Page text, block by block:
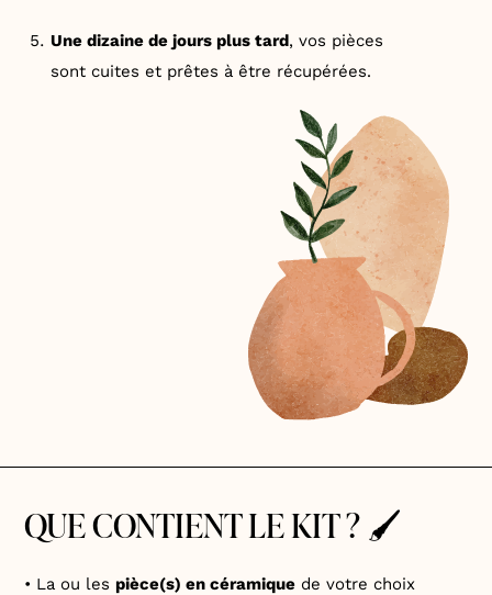
Une dizaine de jours plus tard, vos pièces
sont cuites et prêtes à être récupérées.
QUE CONTIENT LE KIT ? 🖌️
• La ou lespièce(s) en céramique de votre choix